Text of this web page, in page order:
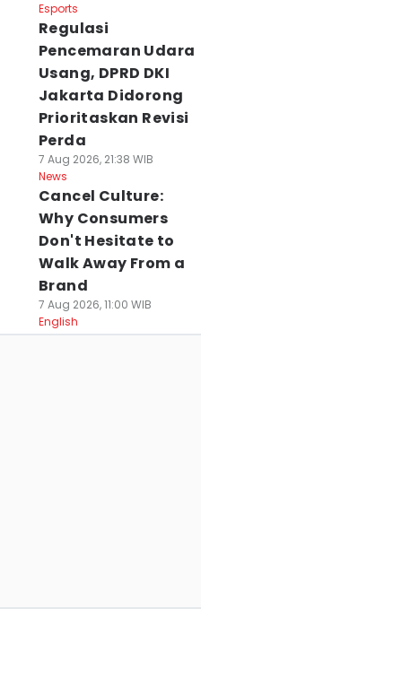
Esports
Regulasi
Pencemaran Udara
Usang, DPRD DKI
Jakarta Didorong
Prioritaskan Revisi
Perda
7 Aug 2026, 21:38 WIB
News
Cancel Culture:
Why Consumers
Don't Hesitate to
Walk Away From a
Brand
7 Aug 2026, 11:00 WIB
English